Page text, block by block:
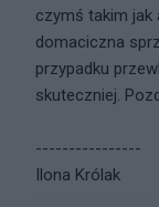
czymś takim jak
domaciczna
przypadku
skuteczniej.
----------------
Ilona Królak